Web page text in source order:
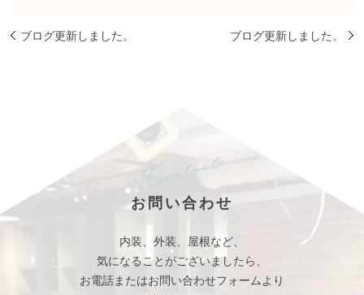
ブログ更新しました。 ブログ更新しました。
お問い合わせ
内装、外装、屋根など、
気になることがございましたら、
お電話またはお問い合わせフォームより